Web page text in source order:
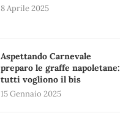
8 Aprile 2025
Aspettando Carnevale
preparo le graffe napoletane:
tutti vogliono il bis
15 Gennaio 2025